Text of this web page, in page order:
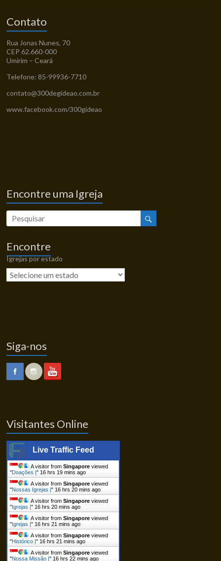
Contato
Rua Jonas Nunes, 70
CEP 62.660-000
Umirim – Ceará
Telefone: 85-99936-7710
contato@300degideao.com.br
www.facebook.com/300gideao
Encontre uma Igreja
Encontre
Igrejas por estado
Siga-nos
Visitantes Online
Live Traffic Feed
A visitor fromSingapore viewed
"Doações |" 16 hrs 19 mins ago
A visitor fromSingapore viewed
"Nossas Igrejas |" 16 hrs 20 mins ago
A visitor fromSingapore viewed
"Igrejas |" 16 hrs 20 mins ago
A visitor fromSingapore viewed
"Igrejas |" 16 hrs 21 mins ago
A visitor fromSingapore viewed
"Histórico |" 16 hrs 21 mins ago
A visitor fromSingapore viewed
"Nossa Missão |" 16 hrs 22 mins ago